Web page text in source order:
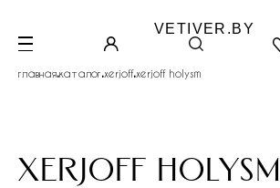
VETIVER.BY
главная.каталог.xerjoff.xerjoff holysm
xerjoff holysm